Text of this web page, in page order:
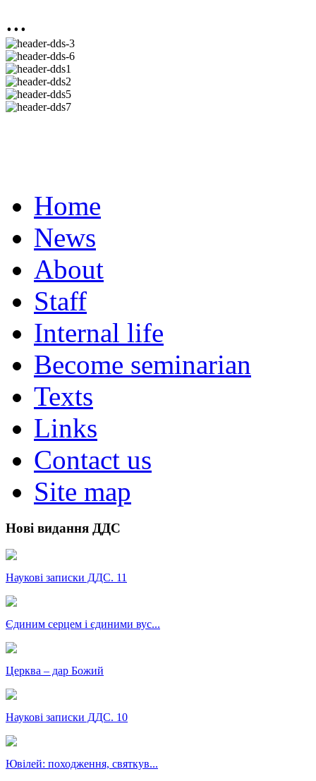
...
Home
News
About
Staff
Internal life
Become seminarian
Texts
Links
Contact us
Site map
Нові видання ДДС
Наукові записки ДДС. 11
Єдиним серцем і єдиними вус...
Церква – дар Божий
Наукові записки ДДС. 10
Ювілей: походження, святкув...